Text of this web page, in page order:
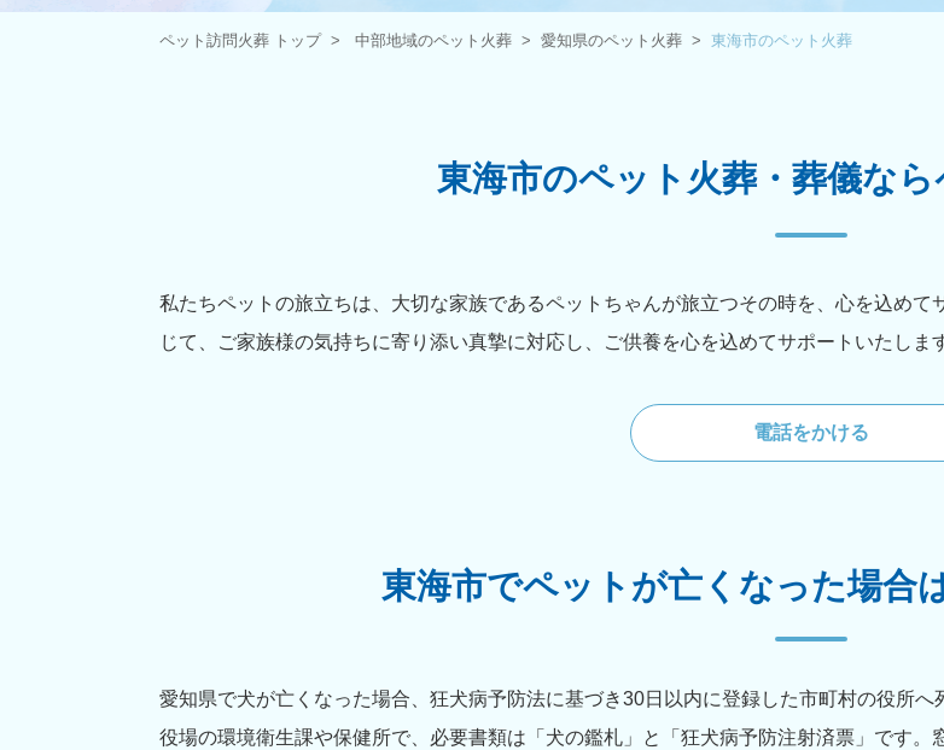
ペット訪問火葬 トップ 中部地域のペット火葬 愛知県のペット火葬 東海市のペット火葬
東海市のペット火葬・葬儀な
私たちペットの旅立ちは、大切な家族であるペットちゃんが旅立つその時を、心を込め
じて、ご家族様の気持ちに寄り添い真摯に対応し、ご供養を心を込めてサポートいたしま
電話をかける
東海市でペットが亡くなった場合
愛知県で犬が亡くなった場合、狂犬病予防法に基づき30日以内に登録した市町村の役所
役場の環境衛生課や保健所で、必要書類は「犬の鑑札」と「狂犬病予防注射済票」です